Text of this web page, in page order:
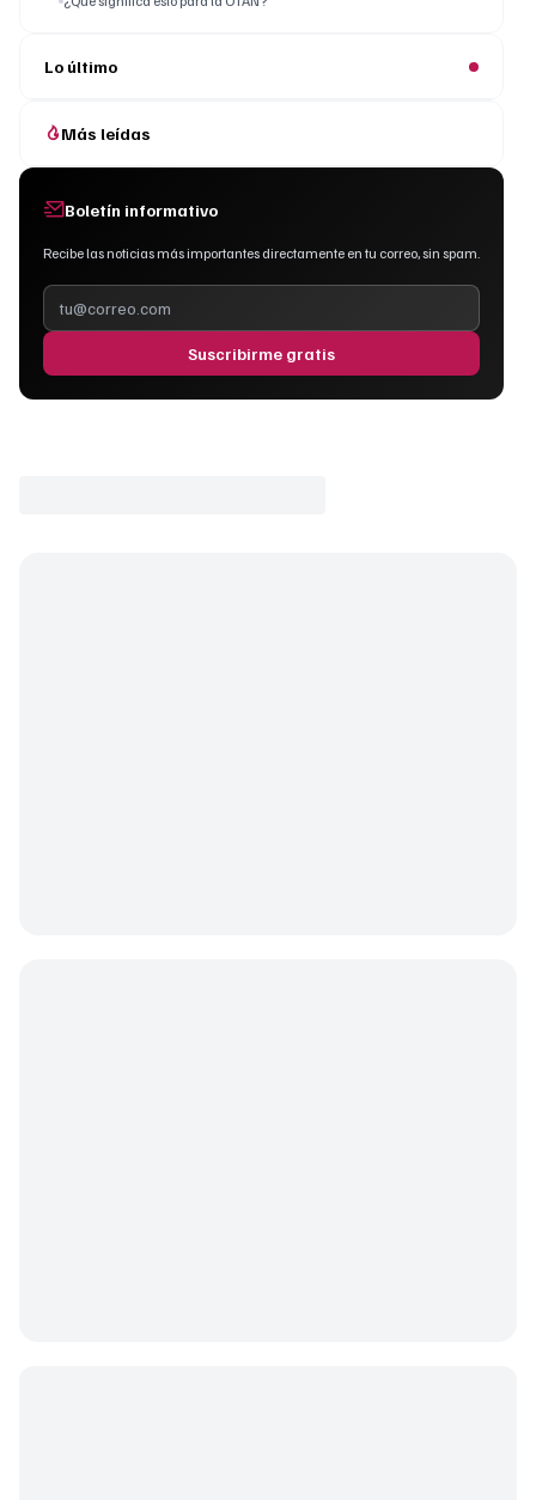
Lo último
Más leídas
Boletín informativo
Recibe las noticias más importantes directamente en tu correo, sin spam.
Suscribirme gratis